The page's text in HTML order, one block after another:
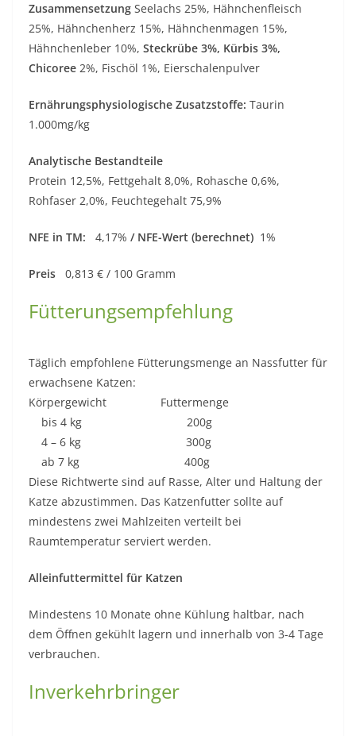
Zusammensetzung Seelachs 25%, Hähnchenfleisch
25%, Hähnchenherz 15%, Hähnchenmagen 15%,
Hähnchenleber 10%, Steckrübe 3%, Kürbis 3%,
Chicoree 2%, Fischöl 1%, Eierschalenpulver
Ernährungsphysiologische Zusatzstoffe: Taurin
1.000mg/kg
Analytische Bestandteile
Protein 12,5%, Fettgehalt 8,0%, Rohasche 0,6%,
Rohfaser 2,0%, Feuchtegehalt 75,9%
NFE in TM: 4,17% / NFE-Wert (berechnet) 1%
Preis 0,813 € / 100 Gramm
Fütterungsempfehlung
Täglich empfohlene Fütterungsmenge an Nassfutter für
erwachsene Katzen:
Körpergewicht Futtermenge
bis 4 kg 200g
4 – 6 kg 300g
ab 7 kg 400g
Diese Richtwerte sind auf Rasse, Alter und Haltung der
Katze abzustimmen. Das Katzenfutter sollte auf
mindestens zwei Mahlzeiten verteilt bei
Raumtemperatur serviert werden.
Alleinfuttermittel für Katzen
Mindestens 10 Monate ohne Kühlung haltbar, nach
dem Öffnen gekühlt lagern und innerhalb von 3-4 Tage
verbrauchen.
Inverkehrbringer